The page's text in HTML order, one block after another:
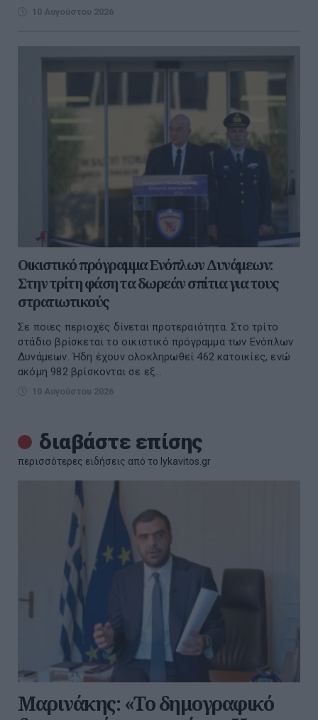
10 Αυγούστου 2026
Οικιστικό πρόγραμμα Ενόπλων Δυνάμεων:
Στην τρίτη φάση τα δωρεάν σπίτια για τους
στρατιωτικούς
Σε ποιες περιοχές δίνεται προτεραιότητα. Στο τρίτο
στάδιο βρίσκεται το οικιστικό πρόγραμμα των Ενόπλων
Δυνάμεων. Ήδη έχουν ολοκληρωθεί 462 κατοικίες, ενώ
ακόμη 982 βρίσκονται σε εξ...
10 Αυγούστου 2026
διαβάστε επίσης
περισσότερες ειδήσεις από το lykavitos.gr
Μαρινάκης: «Το δημογραφικό